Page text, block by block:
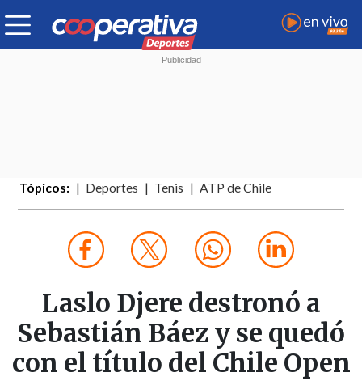
Tópicos: Deportes Tenis ATP de Chile
Laslo Djere destronó a
Sebastián Báez y se quedó
con el título del Chile Open